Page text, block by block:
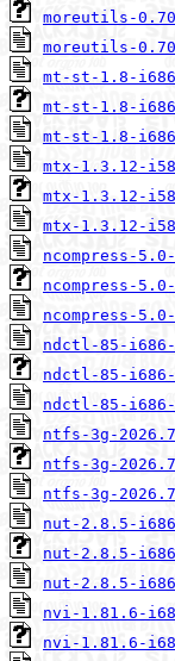
moreutils-
moreutils-
mt-st-1.8-
mt-st-1.8-
mt-st-1.8-
mtx-1.3.12-
mtx-1.3.12-
mtx-1.3.12-
ncompress-
ncompress-
ncompress-
ndctl-85-
ndctl-85-
ndctl-85-
ntfs-3g-
ntfs-3g-
ntfs-3g-
nut-2.8.5-
nut-2.8.5-
nut-2.8.5-
nvi-1.81.6-
nvi-1.81.6-